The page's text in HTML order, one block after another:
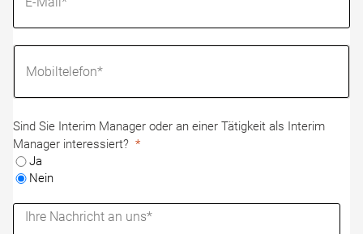
Sind Sie Interim Manager oder an einer Tätigkeit als Interim
Manager interessiert?
Ja
Nein